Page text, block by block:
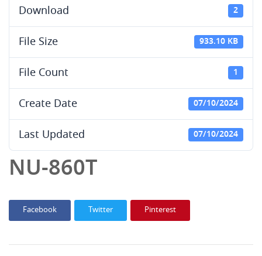
Download 2
File Size 933.10 KB
File Count 1
Create Date 07/10/2024
Last Updated 07/10/2024
NU-860T
Facebook Twitter Pinterest